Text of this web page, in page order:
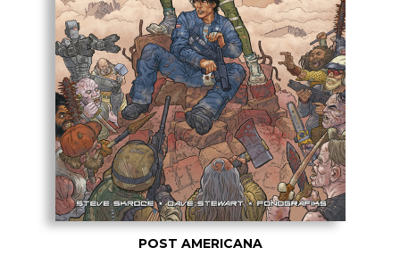
POST AMERICANA